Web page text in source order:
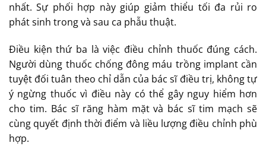
nhất. Sự phối hợp này giúp giảm thiểu tối đa rủi ro
phát sinh trong và sau ca phẫu thuật.
Điều kiện thứ ba là việc điều chỉnh thuốc đúng cách.
Người dùng thuốc chống đông máu trồng implant cần
tuyệt đối tuân theo chỉ dẫn của bác sĩ điều trị, không tự
ý ngừng thuốc vì điều này có thể gây nguy hiểm hơn
cho tim. Bác sĩ răng hàm mặt và bác sĩ tim mạch sẽ
cùng quyết định thời điểm và liều lượng điều chỉnh phù
hợp.